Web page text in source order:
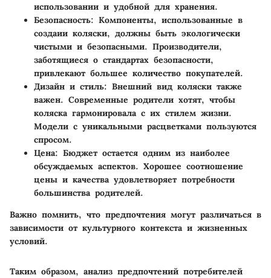
использовании и удобной для хранения.
Безопасность: Компоненты, использованные в
создаии коляски, должны быть экологически
чистыми и безопасными. Производители,
заботящиеся о стандартах безопасности,
привлекают большее количество покупателей.
Дизайн и стиль: Внешний вид коляски также
важен. Современные родители хотят, чтобы
коляска гармонировала с их стилем жизни.
Модели с уникальными расцветками пользуются
спросом.
Цена: Бюджет остается одним из наиболее
обсуждаемых аспектов. Хорошее соотношение
цены и качества удовлетворяет потребности
большинства родителей.
Важно помнить, что предпочтения могут различаться в
зависимости от культурного контекста и жизненных
условий.
Таким образом, анализ предпочтений потребителей